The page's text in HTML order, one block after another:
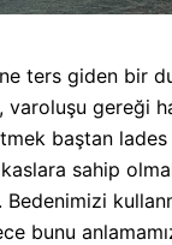
ters giden bir
varoluşu gereği
baştan
kaslara sahip
Bedenimizi
bunu